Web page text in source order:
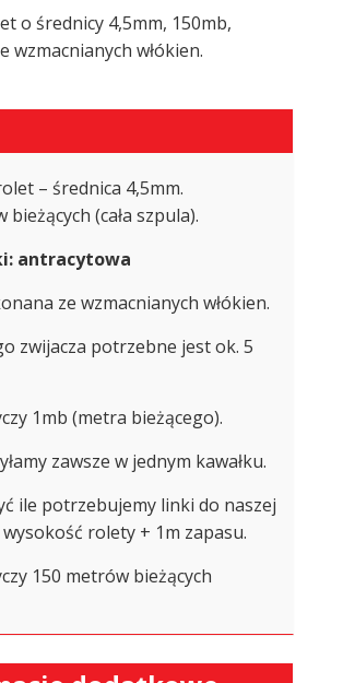
o średnicy 4,5mm, 150mb,
wzmacnianych włókien.
– średnica 4,5mm.
bieżących (cała szpula).
antracytowa
ze wzmacnianych włókien.
zwijacza potrzebne jest ok. 5
1mb (metra bieżącego).
zawsze w jednym kawałku.
ile potrzebujemy linki do naszej
rolety + 1m zapasu.
150 metrów bieżących